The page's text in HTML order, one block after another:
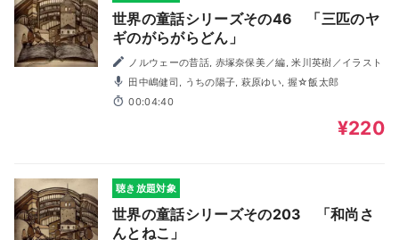
世界の童話シリーズその46 「三匹のヤ
ギのがらがらどん」
ノルウェーの昔話, 赤塚奈保美／編, 米川英樹／イラスト
田中嶋健司, うちの陽子, 萩原ゆい, 握☆飯太郎
00:04:40
¥220
聴き放題対象
世界の童話シリーズその203 「和尚さ
んとねこ」